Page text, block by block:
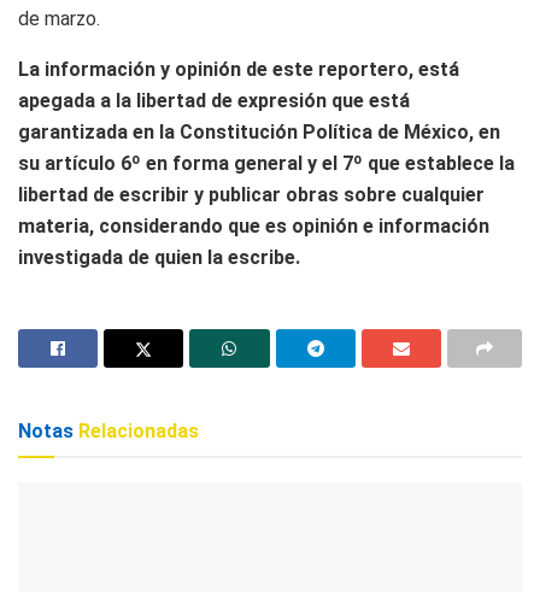
de marzo.
La información y opinión de este reportero, está
apegada a la libertad de expresión que está
garantizada en la Constitución Política de México, en
su artículo 6º en forma general y el 7º que establece la
libertad de escribir y publicar obras sobre cualquier
materia, considerando que es opinión e información
investigada de quien la escribe.
Notas Relacionadas